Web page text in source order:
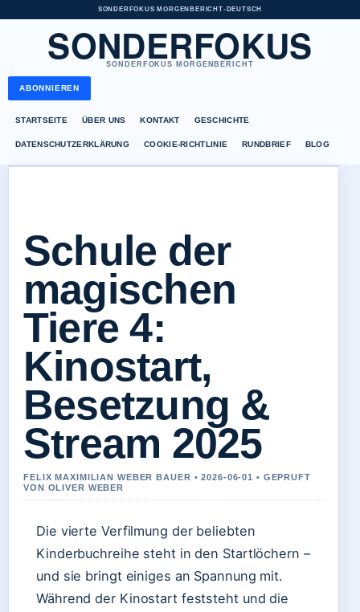
SONDERFOKUS MORGENBERICHT• DEUTSCH
SONDERFOKUS
SONDERFOKUS MORGENBERICHT
ABONNIEREN
STARTSEITE ÜBER UNS KONTAKT GESCHICHTE
DATENSCHUTZERKLÄRUNG COOKIE-RICHTLINIE RUNDBRIEF BLOG
Schule der
magischen
Tiere 4:
Kinostart,
Besetzung &
Stream 2025
FELIX MAXIMILIAN WEBER BAUER • 2026-06-01 • GEPRUFT
VON OLIVER WEBER
Die vierte Verfilmung der beliebten
Kinderbuchreihe steht in den Startlöchern –
und sie bringt einiges an Spannung mit.
Während der Kinostart feststeht und die